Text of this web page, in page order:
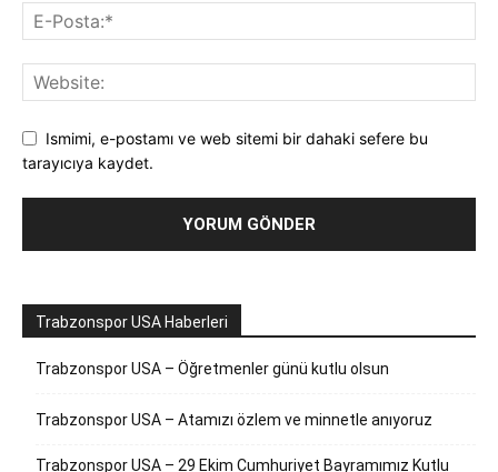
Ismimi, e-postamı ve web sitemi bir dahaki sefere bu
tarayıcıya kaydet.
Trabzonspor USA Haberleri
Trabzonspor USA – Öğretmenler günü kutlu olsun
Trabzonspor USA – Atamızı özlem ve minnetle anıyoruz
Trabzonspor USA – 29 Ekim Cumhuriyet Bayramımız Kutlu